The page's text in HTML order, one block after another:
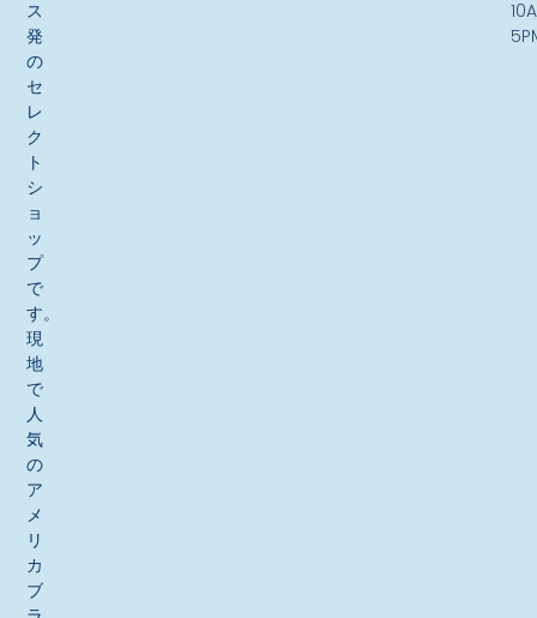
ス
発
の
セ
レ
ク
ト
シ
ョ
ッ
プ
で
す。
現
地
で
人
気
の
ア
メ
リ
カ
ブ